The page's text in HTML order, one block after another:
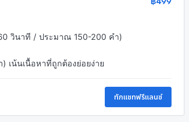
วินาที / ประมาณ 150-200 คำ)
เน้นเนื้อหาที่ถูกต้องย่อยง่าย
ทักแชทฟรีแลนซ์